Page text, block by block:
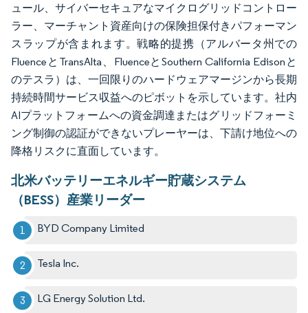
ュール、サイバーセキュアなマイクログリッドコントロー
ラー、マーチャント資産向けの保険担保付きパフォーマン
スラップが含まれます。戦略的提携（アルバータ州での
FluenceとTransAlta、FluenceとSouthern California Edisonと
のテスラ）は、一回限りのハードウェアマージンから長期
持続時間サービス収益へのピボットを示しています。社内
AIプラットフォームへの資金調達またはグリッドフォーミ
ング制御の認証ができないプレーヤーは、下請け地位への
降格リスクに直面しています。
北米バッテリーエネルギー貯蔵システム
（BESS）産業リーダー
BYD Company Limited
Tesla Inc.
LG Energy Solution Ltd.